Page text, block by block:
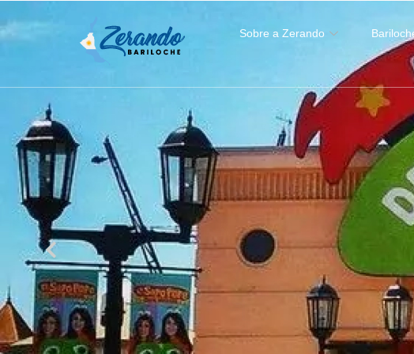
Sobre a Zerando